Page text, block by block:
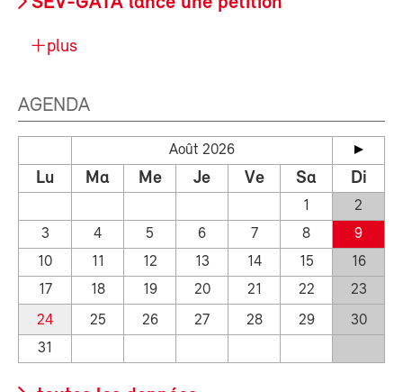
plus
AGENDA
Août 2026
Lu Ma Me Je Ve Sa Di
1
2
3
4 5 6 7 8
9
10
11 12 13 14 15
16
17
18 19 20 21 22
23
24
25 26 27 28 29
30
31